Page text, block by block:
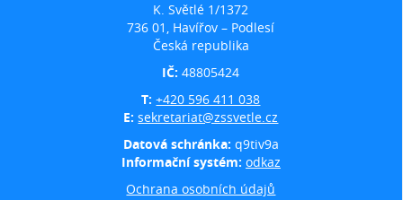
K. Světlé 1/1372
736 01, Havířov – Podlesí
Česká republika
IČ:48805424
T:+420 596 411 038
E:sekretariat@zssvetle.cz
Datová schránka: q9tiv9a
Informační systém: odkaz
Ochrana osobních údajů